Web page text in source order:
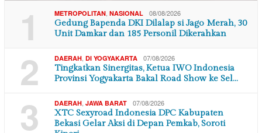
1 METROPOLITAN NASIONAL 08/08/2026
Gedung Bapenda DKI Dilalap si Jago Merah, 30
Unit Damkar dan 185 Personil Dikerahkan
2 DAERAH DI YOGYAKARTA 07/08/2026
Tingkatkan Sinergitas, Ketua IWO Indonesia
Provinsi Yogyakarta Bakal Road Show ke Sel…
3 DAERAH JAWA BARAT 07/08/2026
XTC Sexyroad Indonesia DPC Kabupaten
Bekasi Gelar Aksi di Depan Pemkab, Soroti